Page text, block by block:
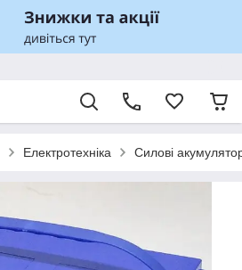
Електротехніка Силові